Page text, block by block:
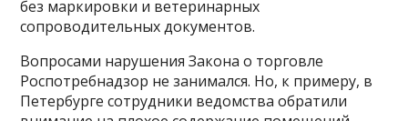
без маркировки и ветеринарных
сопроводительных документов.
Вопросами нарушения Закона о торговле
Роспотребнадзор не занимался. Но, к примеру, в
Петербурге сотрудники ведомства обратили